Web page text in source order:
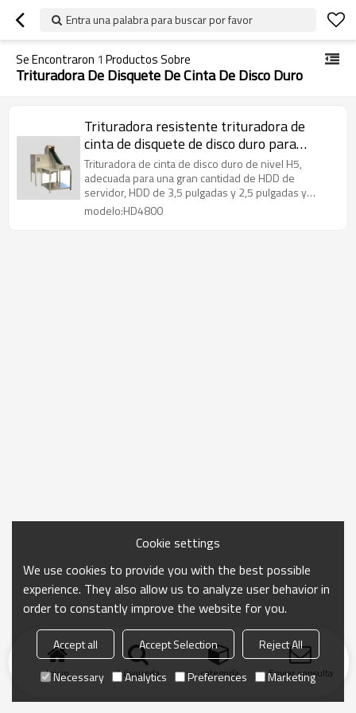
Entra una palabra para buscar por favor
Se Encontraron 1 Productos Sobre
Trituradora De Disquete De Cinta De Disco Duro
Trituradora resistente trituradora de
cinta de disquete de disco duro para
reciclaje de plástico
Trituradora de cinta de disco duro de nivel H5,
adecuada para una gran cantidad de HDD de
servidor, HDD de 3,5 pulgadas y 2,5 pulgadas y
destrucción de SSD
modelo:HD4800
Inicio búsqueda categoría Enviar consulta
Cookie settings
We use cookies to provide you with the best possible
experience. They also allow us to analyze user behavior in
order to constantly improve the website for you.
Accept all Accept Selection
Reject All
Necessary
Analytics Preferences Marketing